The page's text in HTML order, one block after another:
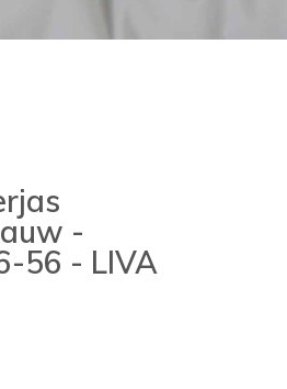
-
56 - LIVA